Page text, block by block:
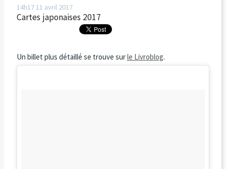
14h1711 avril 2017
Cartes japonaises 2017
Un billet plus détaillé se trouve surle Livroblog.